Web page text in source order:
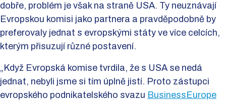
dobře, problém je však na straně USA. Ty neuznávají
Evropskou komisi jako partnera a pravděpodobně by
preferovaly jednat s evropskými státy ve více celcích,
kterým přisuzují různé postavení.
„Když Evropská komise tvrdila, že s USA se nedá
jednat, nebyli jsme si tím úplně jistí. Proto zástupci
evropského podnikatelského svazu BusinessEurope